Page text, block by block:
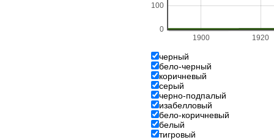
1900 1920
0
100
черный
бело-черный
коричневый
серый
черно-подпалый
изабелловый
бело-коричневый
белый
тигровый